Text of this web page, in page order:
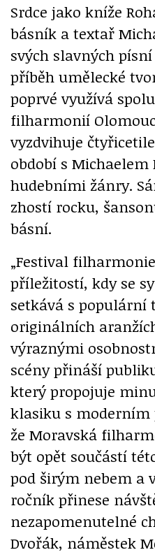
Srdce jako kníže
básník a textař
svých slavných
příběh umělecké
poprvé využívá
filharmonií
vyzdvihuje
období s Michaelem
hudebními žánry.
zhostí rocku,
básní.
„Festival
příležitostí, kdy se
setkává s populární
originálních
výraznými
scény přináší
který propojuje
klasiku s moderním
že Moravská
být opět součástí
pod širým nebem a
ročník přinese
nezapomenutelné
Dvořák, náměstek